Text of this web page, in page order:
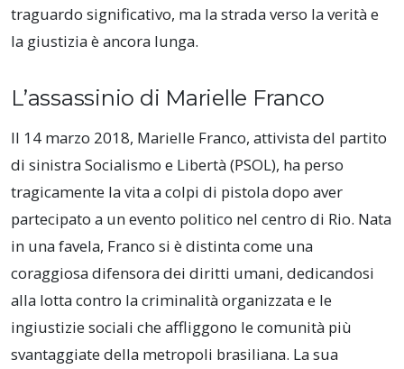
traguardo significativo, ma la strada verso la verità e
la giustizia è ancora lunga.
L’assassinio di Marielle Franco
Il 14 marzo 2018, Marielle Franco, attivista del partito
di sinistra Socialismo e Libertà (PSOL), ha perso
tragicamente la vita a colpi di pistola dopo aver
partecipato a un evento politico nel centro di Rio. Nata
in una favela, Franco si è distinta come una
coraggiosa difensora dei diritti umani, dedicandosi
alla lotta contro la criminalità organizzata e le
ingiustizie sociali che affliggono le comunità più
svantaggiate della metropoli brasiliana. La sua